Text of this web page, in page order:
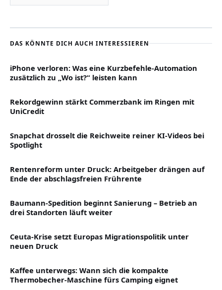
DAS KÖNNTE DICH AUCH INTERESSIEREN
iPhone verloren: Was eine Kurzbefehle-Automation
zusätzlich zu „Wo ist?“ leisten kann
Rekordgewinn stärkt Commerzbank im Ringen mit
UniCredit
Snapchat drosselt die Reichweite reiner KI-Videos bei
Spotlight
Rentenreform unter Druck: Arbeitgeber drängen auf
Ende der abschlagsfreien Frührente
Baumann-Spedition beginnt Sanierung – Betrieb an
drei Standorten läuft weiter
Ceuta-Krise setzt Europas Migrationspolitik unter
neuen Druck
Kaffee unterwegs: Wann sich die kompakte
Thermobecher-Maschine fürs Camping eignet